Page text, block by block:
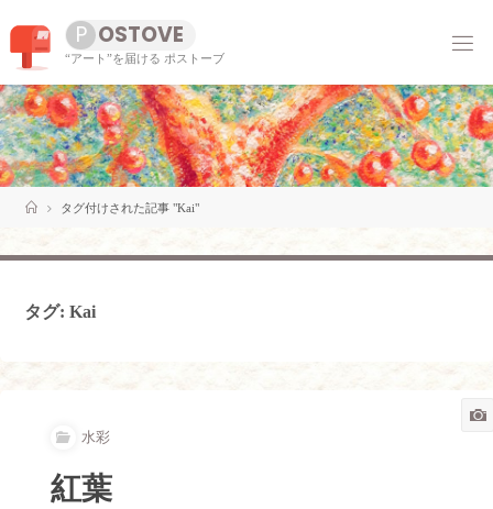
ン
ン
ツ
へ
ス
キ
P OSTOVE
“アート”を届ける ポストーブ
ホ
タグ付けされた記事 "Kai"
タグ:Kai
水彩
紅葉